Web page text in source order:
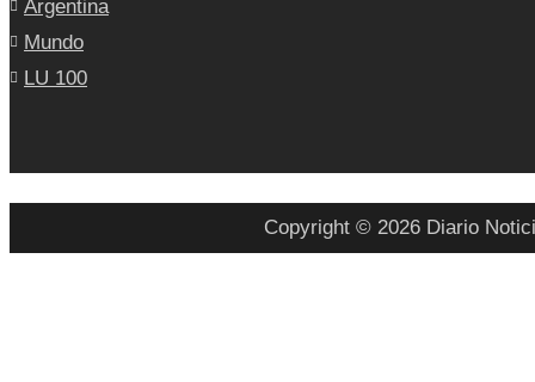
Argentina
Mundo
LU 100
Copyright © 2026 Diario